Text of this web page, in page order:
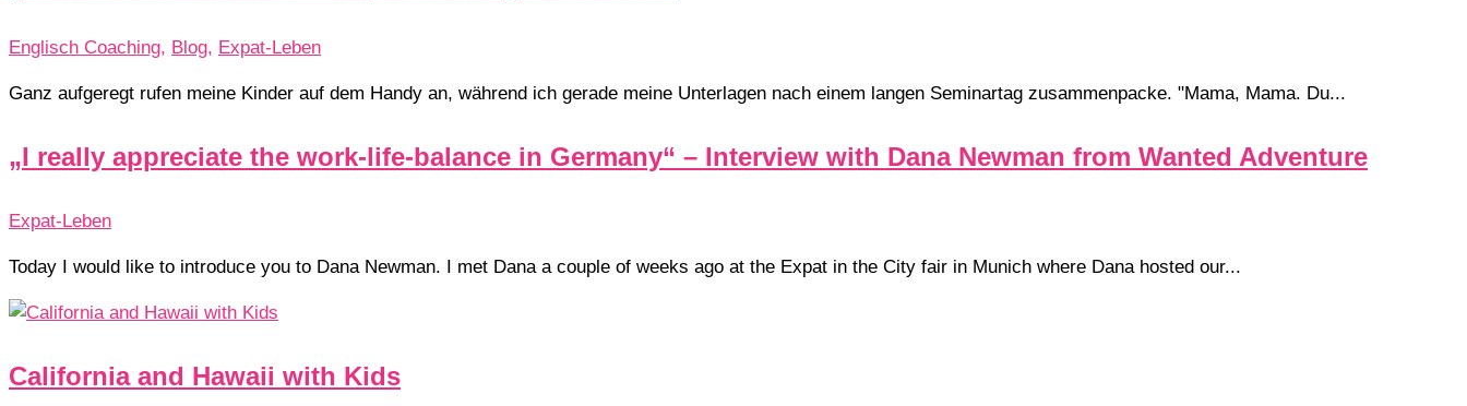
Englisch Coaching, Blog, Expat-Leben
Ganz aufgeregt rufen meine Kinder auf dem Handy an, während ich gerade meine Unterlagen nach einem langen Seminartag zusammenpacke. "Mama, Mama. Du...
„I really appreciate the work-life-balance in Germany“ – Interview with Dana Newman from Wanted Adventure
Expat-Leben
Today I would like to introduce you to Dana Newman. I met Dana a couple of weeks ago at the Expat in the City fair in Munich where Dana hosted our...
California and Hawaii with Kids